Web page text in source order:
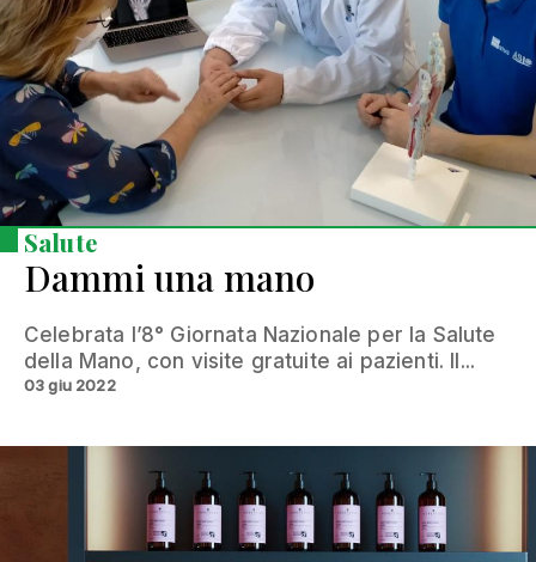
Salute
Dammi una mano
Celebrata l’8° Giornata Nazionale per la Salute
della Mano, con visite gratuite ai pazienti. Il...
03 giu 2022